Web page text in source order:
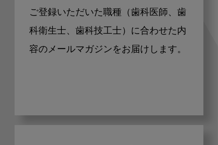
ご登録いただいた職種（歯科医師、歯
科衛生士、歯科技工士）に合わせた内
容のメールマガジンをお届けします。